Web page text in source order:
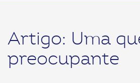
Artigo: Uma
preocupante